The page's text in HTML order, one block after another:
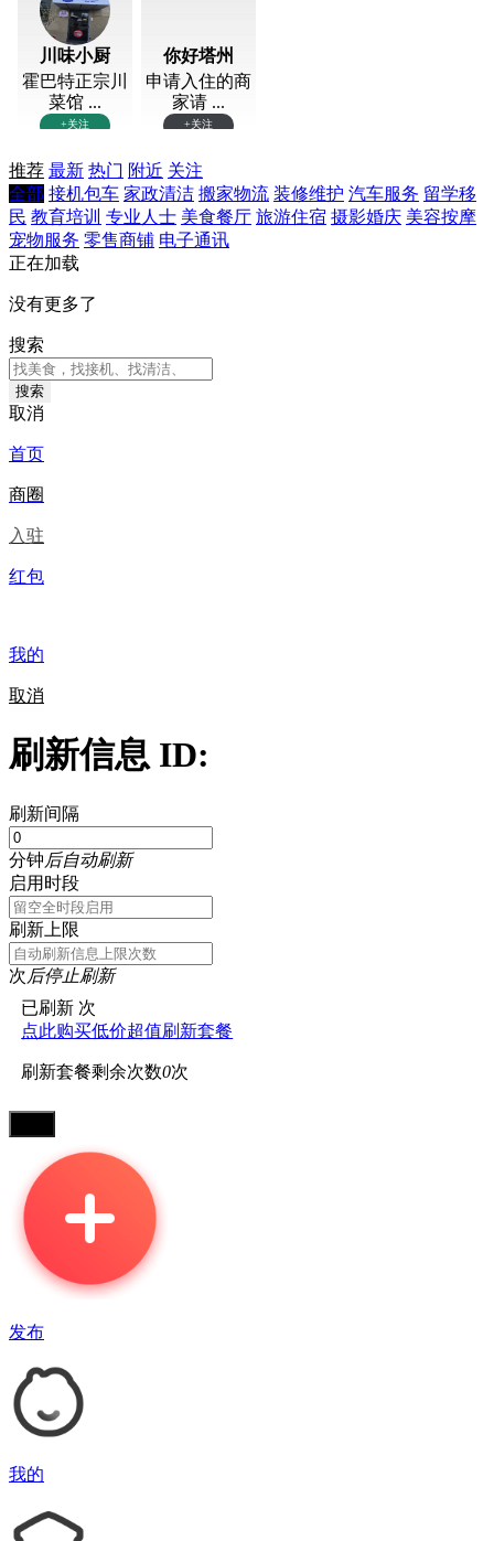
川味小厨
霍巴特正宗川
菜馆 ...
+关注
你好塔州
申请入住的商
家请 ...
+关注
推荐 最新 热门 附近 关注
全部 接机包车 家政清洁 搬家物流 装修维护 汽车服务 留学移
民 教育培训 专业人士 美食餐厅 旅游住宿 摄影婚庆 美容按摩
宠物服务 零售商铺 电子通讯
正在加载
没有更多了
搜索
搜索
取消
首页
商圈
入驻
红包
我的
取消
刷新信息 ID:
刷新间隔
分钟后自动刷新
启用时段
刷新上限
次后停止刷新
已刷新 次
点此购买低价超值刷新套餐
刷新套餐剩余次数0次
发布
我的